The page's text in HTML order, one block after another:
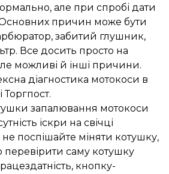
але при спробі дати
Основних причин може бути
забитий глушник,
Все досить просто на
можливі й інші причини.
діагностика мотокоси в
Торгпост.
запалювання мотокоси
іскри на свічці
поспішайте міняти котушку,
перевірити саму котушку
кнопку-